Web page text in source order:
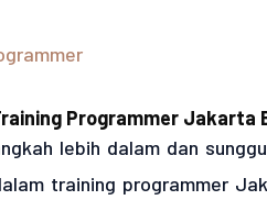
Programmer Jakarta
lebih dalam dan
training programmer